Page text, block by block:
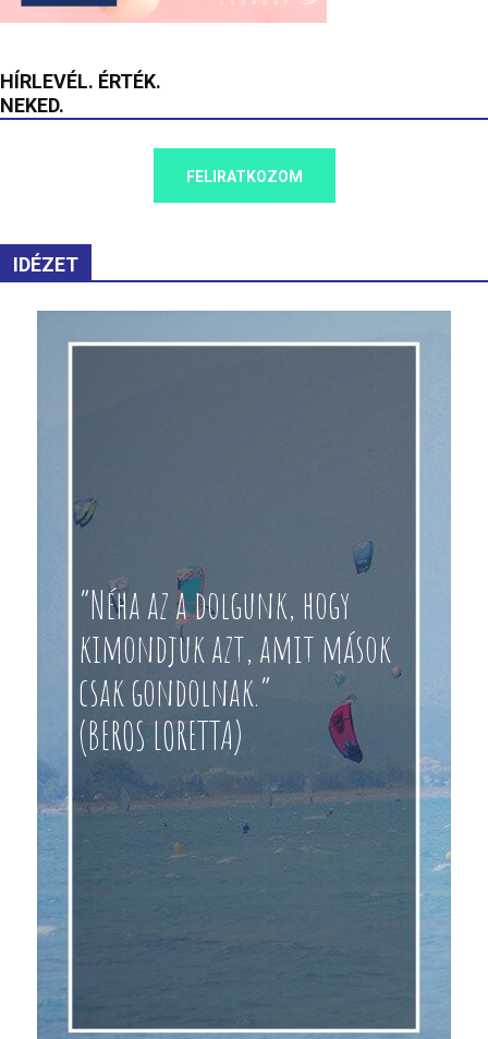
HÍRLEVÉL. ÉRTÉK.
NEKED.
FELIRATKOZOM
IDÉZET
“Néha az a dolgunk, hogy
kimondjuk azt, amit mások
csak gondolnak.”
(BEROS LORETTA)